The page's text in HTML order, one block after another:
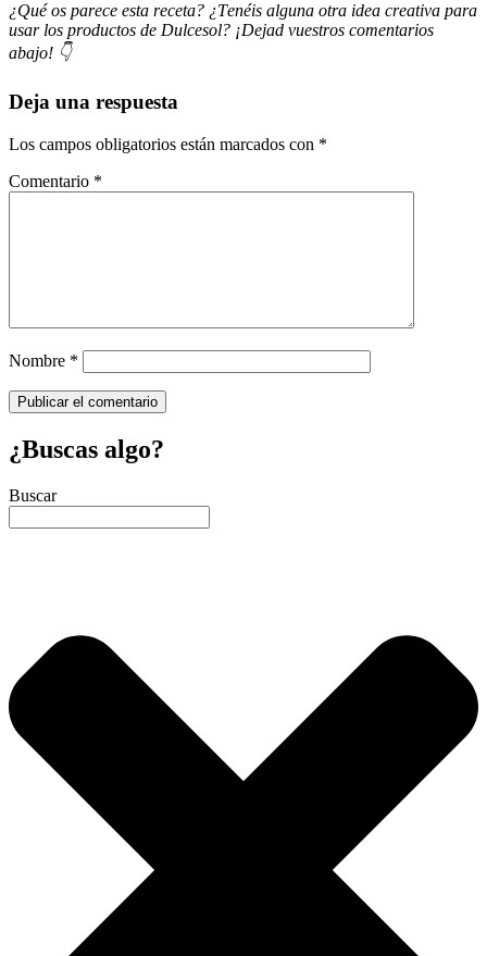
¿Qué os parece esta receta? ¿Tenéis alguna otra idea creativa para
usar los productos de Dulcesol? ¡Dejad vuestros comentarios
abajo! 👇
Deja una respuesta
Los campos obligatorios están marcados con *
Comentario *
Nombre *
¿Buscas algo?
Buscar